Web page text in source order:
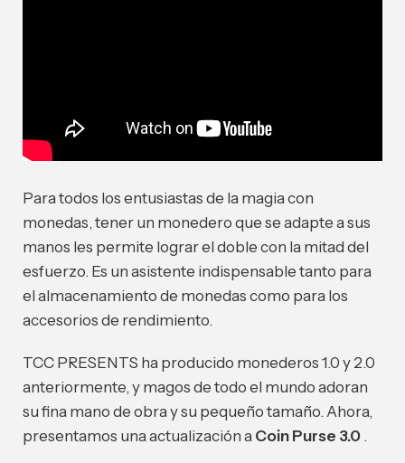
Para todos los entusiastas de la magia con
monedas, tener un monedero que se adapte a sus
manos les permite lograr el doble con la mitad del
esfuerzo. Es un asistente indispensable tanto para
el almacenamiento de monedas como para los
accesorios de rendimiento.
TCC PRESENTS ha producido monederos 1.0 y 2.0
anteriormente, y magos de todo el mundo adoran
su fina mano de obra y su pequeño tamaño. Ahora,
presentamos una actualización a Coin Purse 3.0 .